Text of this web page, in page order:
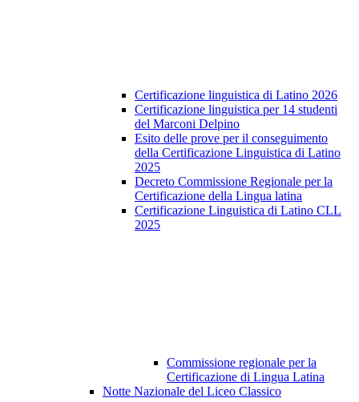
Certificazione linguistica di Latino 2026
Certificazione linguistica per 14 studenti
del Marconi Delpino
Esito delle prove per il conseguimento
della Certificazione Linguistica di Latino
2025
Decreto Commissione Regionale per la
Certificazione della Lingua latina
Certificazione Linguistica di Latino CLL
2025
Commissione regionale per la
Certificazione di Lingua Latina
Notte Nazionale del Liceo Classico